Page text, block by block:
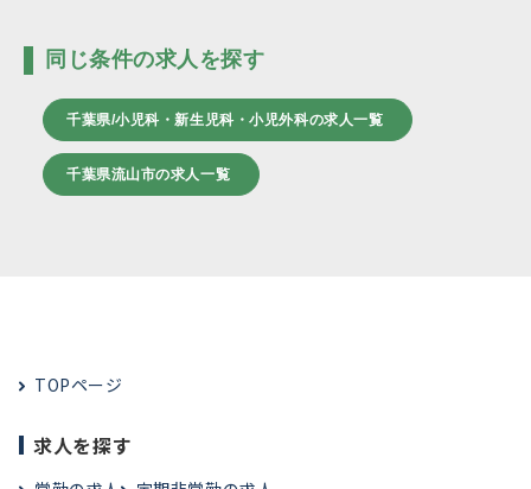
同じ条件の求人を探す
千葉県/小児科・新生児科・小児外科の求人一覧
千葉県流山市の求人一覧
TOPページ
求人を探す